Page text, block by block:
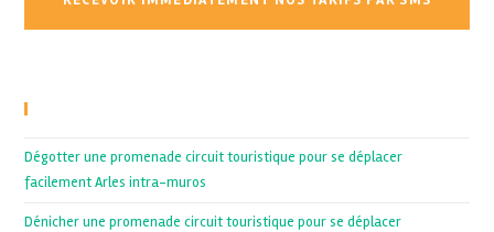
Dégotter une promenade circuit touristique pour se déplacer
facilement Arles intra-muros
Dénicher une promenade circuit touristique pour se déplacer